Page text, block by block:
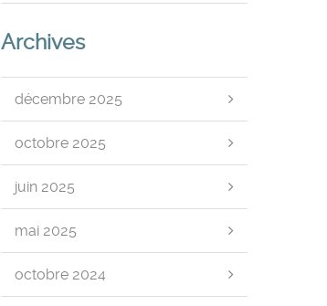
Archives
décembre 2025
octobre 2025
juin 2025
mai 2025
octobre 2024